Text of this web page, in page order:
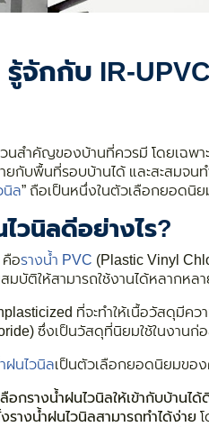
รู้จักกับ IR-
นสำคัญของบ้านที่ควรมี โดยเฉพา
ยกับพื้นที่รอบบ้านได้ และสะสมจน
นิล” ถือเป็นหนึ่งในตัวเลือกยอดนิ
ไวนิลดีอย่างไร?
คือรางน้ำ PVC (Plastic Vinyl
บัติให้สามารถใช้งานได้หลากหล
ที่จะทำให้เนื้อวัสดุมีค
ซึ่งเป็นวัสดุที่นิยมใช้ในงาน
ฝนไวนิลเป็นตัวเลือกยอดนิยมของ
อกรางน้ำฝนไวนิลให้เข้ากับบ้านได้
รางน้ำฝนไวนิลสามารถทำได้ง่าย